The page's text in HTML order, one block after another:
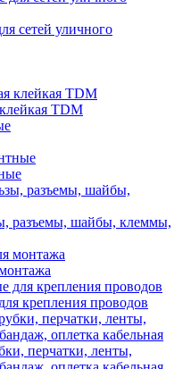
сетей уличного
TDM
разъемы, шайбы, клеммы,
крепления проводов
перчатки, ленты,